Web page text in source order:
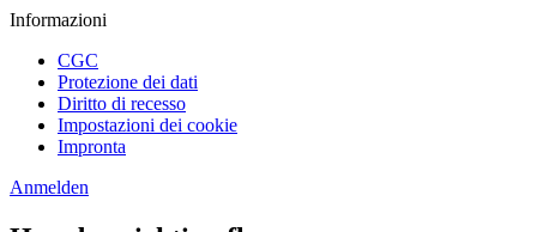
Informazioni
CGC
Protezione dei dati
Diritto di recesso
Impostazioni dei cookie
Impronta
Anmelden